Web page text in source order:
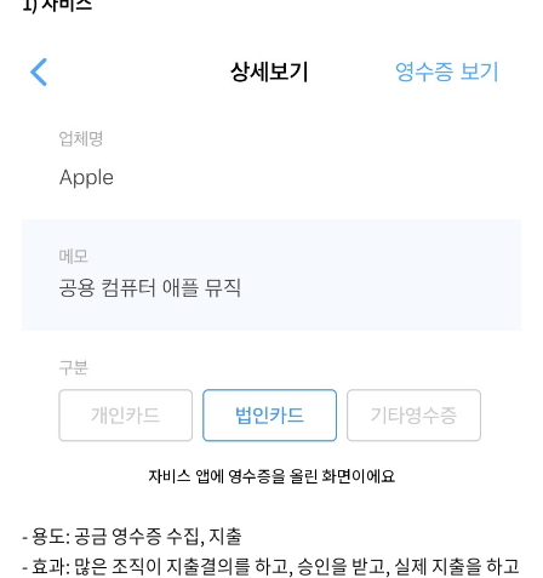
자비스 앱에 영수증을 올린 화면이에요
- 용도: 공금 영수증 수집, 지출
- 효과: 많은 조직이 지출결의를 하고, 승인을 받고, 실제 지출을 하고